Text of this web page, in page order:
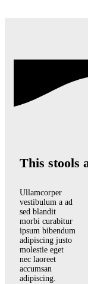
This stools
Ullamcorper
vestibulum a ad
sed blandit
morbi curabitur
ipsum bibendum
adipiscing justo
molestie eget
nec laoreet
accumsan
adipiscing.